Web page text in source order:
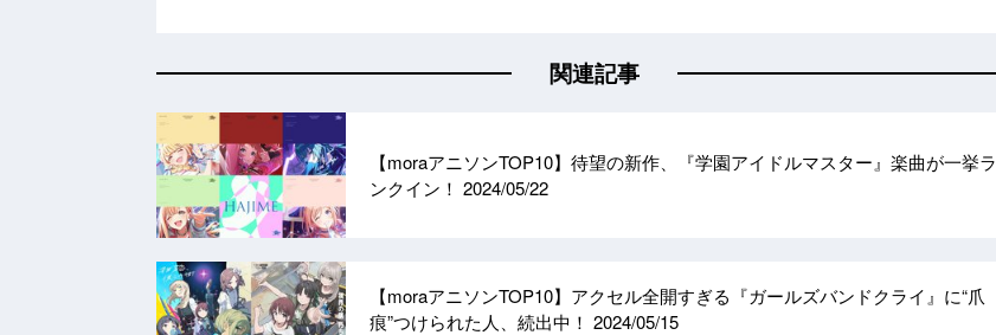
関連記事
【moraアニソンTOP10】待望の新作、『学園アイドルマスター』楽曲が一挙ラ
ンクイン！ 2024/05/22
【moraアニソンTOP10】アクセル全開すぎる『ガールズバンドクライ』に“爪
痕”つけられた人、続出中！ 2024/05/15